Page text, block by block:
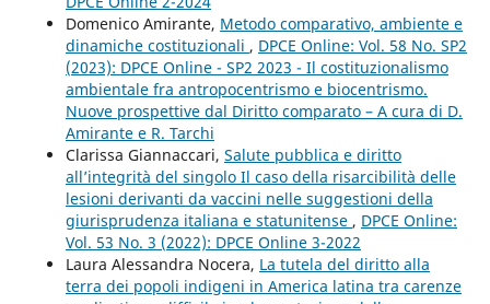
Domenico Amirante, Metodo comparativo, ambiente e
dinamiche costituzionali , DPCE Online: Vol. 58 No. SP2
(2023): DPCE Online - SP2 2023 - Il costituzionalismo
ambientale fra antropocentrismo e biocentrismo.
Nuove prospettive dal Diritto comparato – A cura di D.
Amirante e R. Tarchi
Clarissa Giannaccari, Salute pubblica e diritto
all’integrità del singolo Il caso della risarcibilità delle
lesioni derivanti da vaccini nelle suggestioni della
giurisprudenza italiana e statunitense , DPCE Online:
Vol. 53 No. 3 (2022): DPCE Online 3-2022
Laura Alessandra Nocera, La tutela del diritto alla
terra dei popoli indigeni in America latina tra carenze